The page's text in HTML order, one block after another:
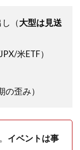
し（大型は見送
米ETF）
の歪み）
イベントは事